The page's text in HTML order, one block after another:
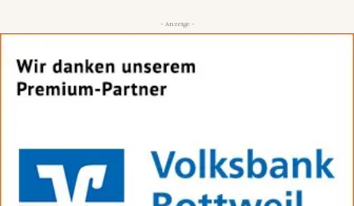
- Anzeige -